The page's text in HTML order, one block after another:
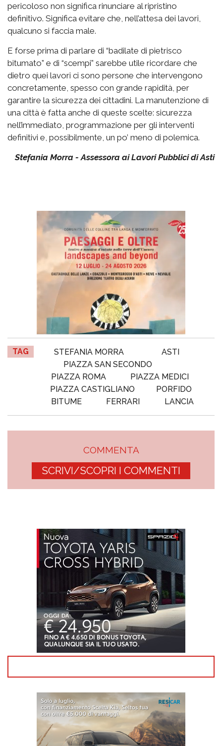
pericoloso non significa rinunciare al ripristino
definitivo. Significa evitare che, nell’attesa dei lavori,
qualcuno si faccia male.
E forse prima di parlare di “badilate di pietrisco
bitumato” e di “scempi” sarebbe utile ricordare che
dietro quei lavori ci sono persone che intervengono
concretamente, spesso con grande rapidità, per
garantire la sicurezza dei cittadini. La manutenzione di
una città è fatta anche di queste scelte: sicurezza
nell’immediato, programmazione per gli interventi
definitivi e, possibilmente, un po’ meno di polemica.
Stefania Morra - Assessora ai Lavori Pubblici di Asti
TAG STEFANIA MORRA
ASTI
PIAZZA SAN SECONDO
PIAZZA ROMA
PIAZZA MEDICI
PIAZZA CASTIGLIANO
PORFIDO
BITUME
FERRARI LANCIA
COMMENTA
SCRIVI/SCOPRI I COMMENTI